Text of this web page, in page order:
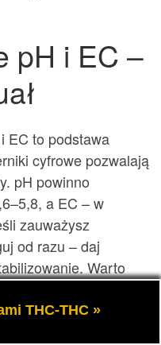
pH i EC –
EC to podstawa
cyfrowe pozwalają
pH powinno
a EC – w
zauważysz
od razu – daj
Warto
i zrozumieć ich
THC-THC »